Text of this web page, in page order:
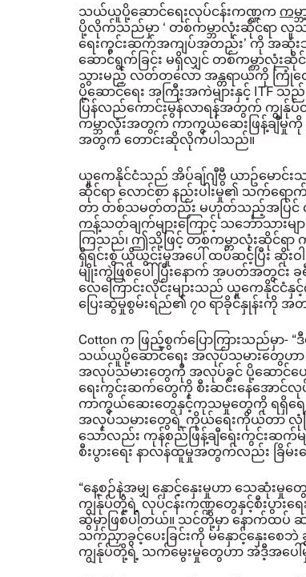
သယ်ယူပို့ဆောင်ရေးလုပ်ငန်းကဏ္ဍက ကမ္
ပို့လိုက်သည်မှာ ‘ တစ်ကမ္ဘာလုံးဆိုင်ရာ လူသာ
ရေးကွင်းဆက်အကျပ်အတည်း’ ကို အဆုံးသ
ဆောင်ရွက်ခြင်း မရှိလျှင် တစ်ကမ္ဘာလုံ
သွားမည့် လတ်တလော အန္တရာယ်ကို ကြုံ
ပို့ဆောင်ရေး အကြီးအကဲများနှင့် ITF
ပြန်လည်ကောင်းမွန်လာရန်အတွက် ကျွ
ကမ္ဘာလုံးအတွက် ကာကွယ်ဆေးဖြန့်ချီမှုကို
အတွက် တောင်းဆိုလိုက်ပါသည်။
ယူကေနိုင်ငံသည် အိပ်ချ်ဂျီဗွီ ယာဥ်မောင်းသမ
ဆိုင်ရာ လောင်စာ နည်းပါးမှု၏ သက်ရေ
တာ တစ်သမတ်တည်း မဟုတ်သည့်အပြင် လူ
ကန့်သတ်ချက်များကြောင့် သင်္ဘောသားမ
ကြသည်၊ ဤသို့ဖြင့် တစ်ကမ္ဘာလုံးဆိုင်ရာ
ရှိရင်းစွဲ ယိုယွင်းမှုအပေါ် ထပ်ဆင့်ပြီး ဆိုးဝ
မျိုးကွဲဖြစ်ပေါ်ပြီးနောက် အပတ်အတွင်
လေကြောင်းလိုင်းများသည် ယူကေနိုင်ငံ
ပြေးဆွဲမှုစွမ်းရည်၏ ၇၀ ရာခိုင်နှုန်းကို
Cotton က ဖြည့်စွက်ပြောကြားသည်မှာ- “
သယ်ယူပို့ဆောင်ရေး အလုပ်သမားတွေဟာ
အလုပ်သမားတွေကို အလုပ်ခွင် ပို့ဆောင်ပေး
ရေးကွင်းဆက်တွေကို စီးဆင်းနေအောင်လု
ကာကွယ်ဆေးတွေနှင့်ကုသမှုတွေကို ရရှိရေ
အလုပ်သမားတွေရဲ့ ကိုယ်ရေးကိုယ်တာ လုံခ
သော်လည်း ကုန်စည်ဖြန့်ချီရေးကွင်းဆက်
စီးပွားရေး နာလန်ထူမှုအတွက်လည်း ခြိမ်း
“နေ့စဉ်နဲ့အမျှ နှောင့်နှေးမှုဟာ သေဆုံးမှု
ကျွန်ုပ်တို့ရဲ့ လုပ်ငန်းကဏ္ဍတွေနှင့်စီးပွားရ
ဆွဲမှာဖြစ်ပါတယ်။ သင်တို့မှာ နောက်ထပ် ဆင်
သက်ညှာခွင့်ပေးခြင်းကို မနှောင့်နှေးစေဘဲ
ကျွန်ုပ်တို့ရဲ့ သက်မွေးမှုတွေဟာ အဲဒီ့အပေါ်